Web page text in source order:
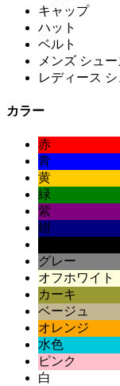
キャップ
ハット
ベルト
メンズ シュ
レディース
カラー
赤
青
黄
緑
紫
紺
グレー
オフホワイト
カーキ
ベージュ
オレンジ
水色
ピンク
白